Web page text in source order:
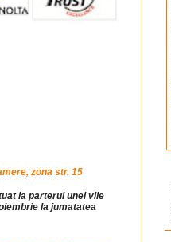
zona str. 15
la parterul unei vile
la jumatatea